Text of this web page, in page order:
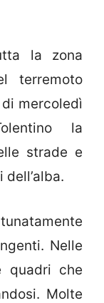
la zona
terremoto
mercoledì
la
strade e
Nelle
quadri che
Molte